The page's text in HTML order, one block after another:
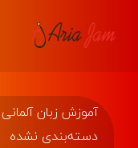
آموزش زبان آلمانی
دسته‌بندی نشده